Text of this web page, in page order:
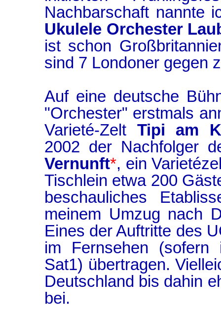
Nachbarschaft nannte
Ukulele Orchester
ist schon
sind 7 Londoner gegen
Auf eine deutsche
"Orchester" erstmals
Varieté-Zelt Tipi am
2002 der Nachfolger
Vernunft*, ein
Tischlein etwa 200
beschauliches
meinem Umzug nach
Eines der Auftritte des
im Fernsehen
Sat1) übertragen.
Deutschland bis dahin
bei.